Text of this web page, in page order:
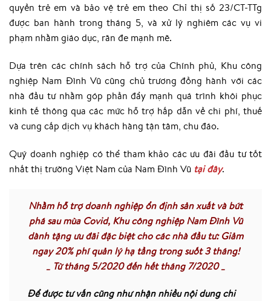
quyền trẻ em và bảo vệ trẻ em theo Chỉ thị số 23/CT-TTg
được ban hành trong tháng 5, và xử lý nghiêm các vụ vi
phạm nhằm giáo dục, răn đe mạnh mẽ.
Dựa trên các chính sách hỗ trợ của Chính phủ, Khu công
nghiệp Nam Đình Vũ cũng chủ trương đồng hành với các
nhà đầu tư nhằm góp phần đẩy mạnh quá trình khôi phục
kinh tế thông qua các mức hỗ trợ hấp dẫn về chi phí, thuế
và cung cấp dịch vụ khách hàng tận tâm, chu đáo.
Quý doanh nghiệp có thể tham khảo các ưu đãi đầu tư tốt
nhất thị trường Việt Nam của Nam Đình Vũ tại đây.
Nhằm hỗ trợ doanh nghiệp ổn định sản xuất và bứt
phá sau mùa Covid, Khu công nghiệp Nam Đình Vũ
dành tặng ưu đãi đặc biệt cho các nhà đầu tư: Giảm
ngay 20% phí quản lý hạ tầng trong suốt 3 tháng!
_ Từ tháng 5/2020 đến hết tháng 7/2020 _
Để được tư vấn cũng như nhận nhiều nội dung chi